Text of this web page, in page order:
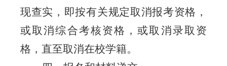
现查实，即按有关规定取消报考资格，
或取消综合考核资格，或取消录取资
格，直至取消在校学籍。